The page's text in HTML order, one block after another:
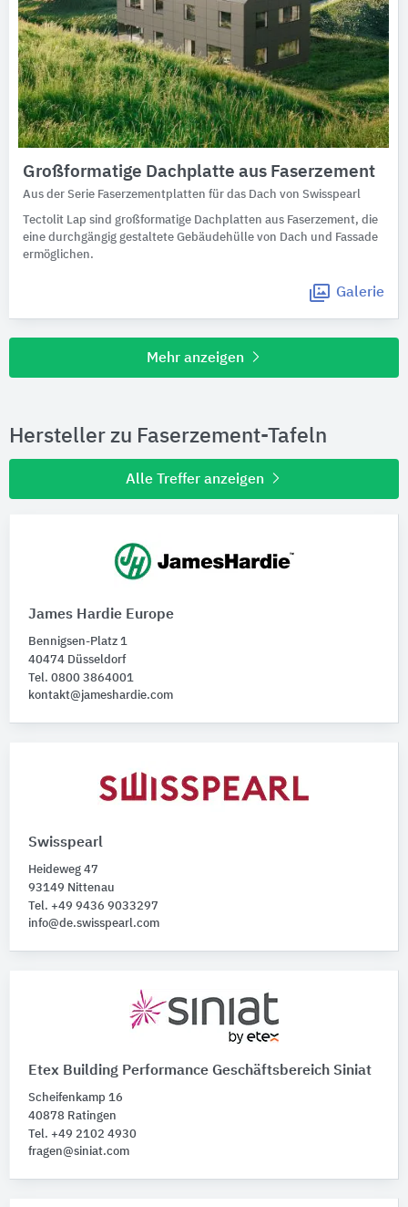
Großformatige Dachplatte aus Faserzement
Aus der Serie Faserzementplatten für das Dach von Swisspearl
Tectolit Lap sind großformatige Dachplatten aus Faserzement, die
eine durchgängig gestaltete Gebäudehülle von Dach und Fassade
ermöglichen.
Galerie
Mehr anzeigen
Hersteller zu Faserzement-Tafeln
Alle Treffer anzeigen
James Hardie Europe
Bennigsen-Platz 1
40474 Düsseldorf
Tel. 0800 3864001
kontakt@jameshardie.com
Swisspearl
Heideweg 47
93149 Nittenau
Tel. +49 9436 9033297
info@de.swisspearl.com
Etex Building Performance Geschäftsbereich Siniat
Scheifenkamp 16
40878 Ratingen
Tel. +49 2102 4930
fragen@siniat.com